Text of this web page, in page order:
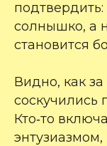
подтвердить:
солнышко, а
становится
Видно, как
соскучились
Кто‑то